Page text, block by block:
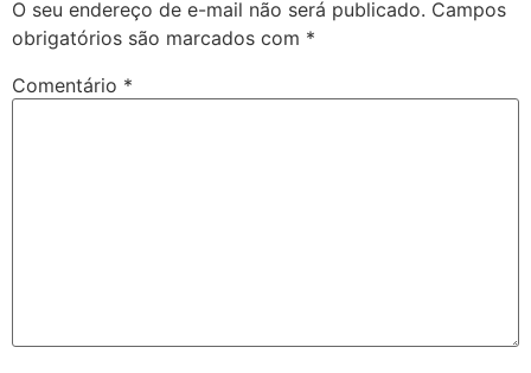
O seu endereço de e-mail não será publicado. Campos
obrigatórios são marcados com *
Comentário *